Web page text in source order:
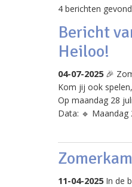
4 berichten
Bericht
Heiloo!
04-07-2025🎉
Kom jij ook
Op maandag 28
Data: 🔹
11-04-2025In de